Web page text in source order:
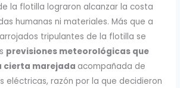
la flotilla lograron alcanzar la costa
humanas ni materiales. Más que a
tripulantes de la flotilla se
previsiones meteorológicas que
cierta marejada acompañada de
eléctricas, razón por la que decidieron